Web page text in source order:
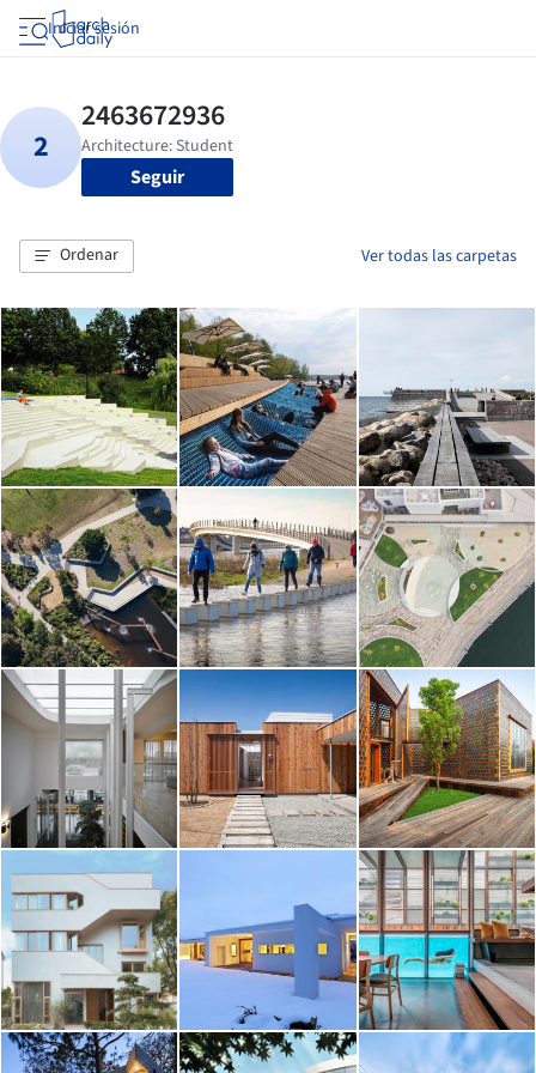
Iniciar sesión
Seguir
Ordenar Ver todas las carpetas